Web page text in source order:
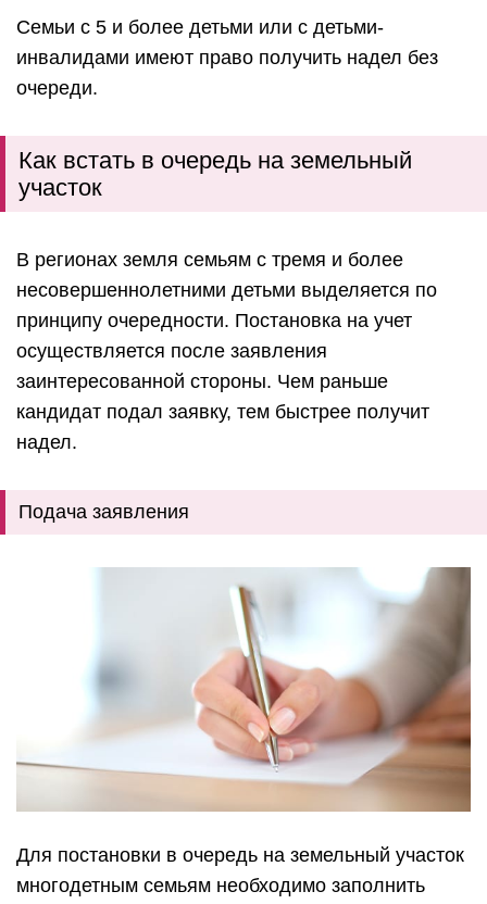
Семьи с 5 и более детьми или с детьми-
инвалидами имеют право получить надел без
очереди.
Как встать в очередь на земельный
участок
В регионах земля семьям с тремя и более
несовершеннолетними детьми выделяется по
принципу очередности. Постановка на учет
осуществляется после заявления
заинтересованной стороны. Чем раньше
кандидат подал заявку, тем быстрее получит
надел.
Подача заявления
Для постановки в очередь на земельный участок
многодетным семьям необходимо заполнить